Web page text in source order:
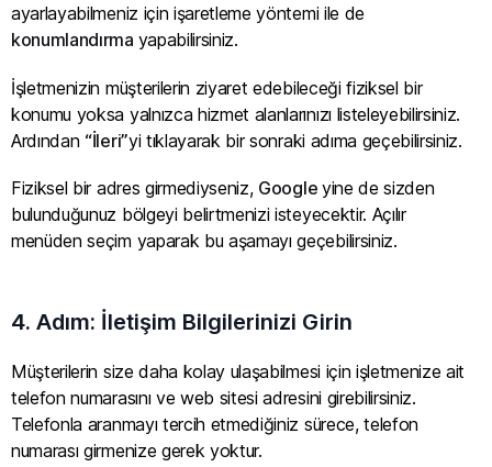
ayarlayabilmeniz için işaretleme yöntemi ile de
konumlandırma yapabilirsiniz.
İşletmenizin müşterilerin ziyaret edebileceği fiziksel bir
konumu yoksa yalnızca hizmet alanlarınızı listeleyebilirsiniz.
Ardından “İleri”yi tıklayarak bir sonraki adıma geçebilirsiniz.
Fiziksel bir adres girmediyseniz, Google yine de sizden
bulunduğunuz bölgeyi belirtmenizi isteyecektir. Açılır
menüden seçim yaparak bu aşamayı geçebilirsiniz.
4. Adım: İletişim Bilgilerinizi Girin
Müşterilerin size daha kolay ulaşabilmesi için işletmenize ait
telefon numarasını ve web sitesi adresini girebilirsiniz.
Telefonla aranmayı tercih etmediğiniz sürece, telefon
numarası girmenize gerek yoktur.